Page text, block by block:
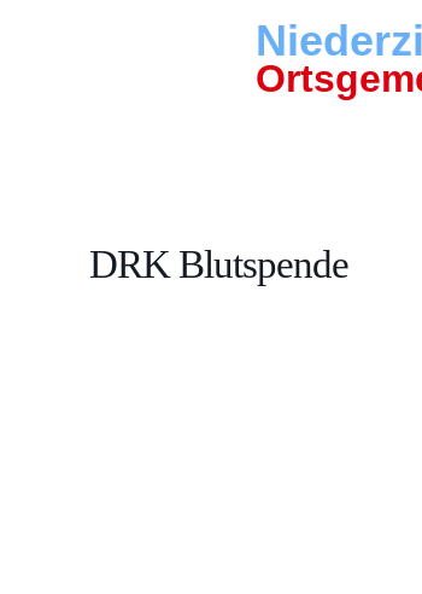
DRK Blutspende